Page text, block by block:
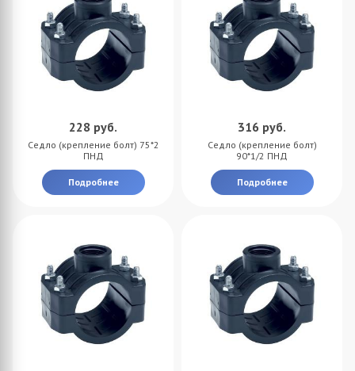
228 руб.
Седло (крепление болт) 75*2
ПНД
Подробнее
316 руб.
Седло (крепление болт)
90*1/2 ПНД
Подробнее